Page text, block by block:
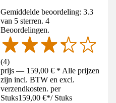
Gemiddelde beoordeling: 3.3
van 5 sterren. 4
Beoordelingen.
(4)
prijs — 159,00 € * Alle prijzen
zijn incl. BTW en excl.
verzendkosten. per
Stuks159,00 €*/ Stuks